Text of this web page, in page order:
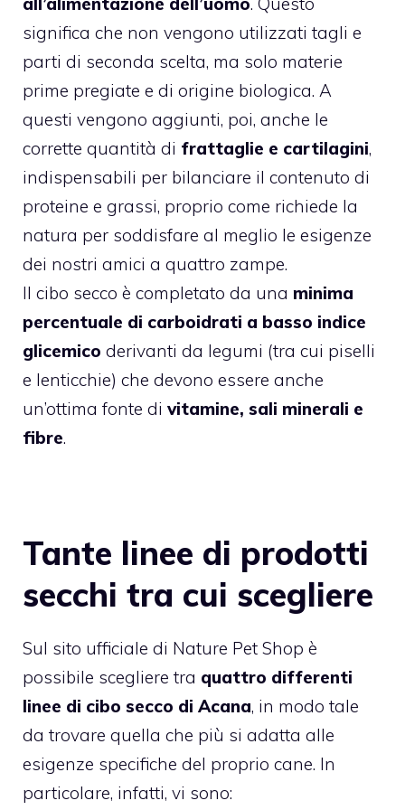
significa che non vengono utilizzati tagli e
parti di seconda scelta, ma solo materie
prime pregiate e di origine biologica. A
questi vengono aggiunti, poi, anche le
corrette quantità di frattaglie e cartilagini,
indispensabili per bilanciare il contenuto di
proteine e grassi, proprio come richiede la
natura per soddisfare al meglio le esigenze
dei nostri amici a quattro zampe.
Il cibo secco è completato da una minima
percentuale di carboidrati a basso indice
glicemico derivanti da legumi (tra cui piselli
e lenticchie) che devono essere anche
un’ottima fonte di vitamine, sali minerali e
fibre.
Tante linee di prodotti
secchi tra cui scegliere
Sul sito ufficiale di Nature Pet Shop è
possibile scegliere tra quattro differenti
linee di cibo secco di Acana, in modo tale
da trovare quella che più si adatta alle
esigenze specifiche del proprio cane. In
particolare, infatti, vi sono: